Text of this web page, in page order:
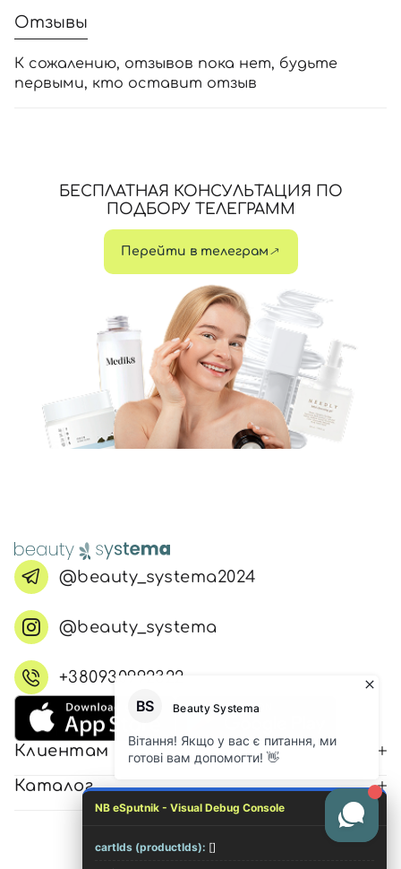
Отзывы
К сожалению, отзывов пока нет, будьте
первыми, кто оставит отзыв
БЕСПЛАТНАЯ КОНСУЛЬТАЦИЯ ПО
ПОДБОРУ ТЕЛЕГРАММ
Перейти в телеграм
@beauty_systema2024
@beauty_systema
+380930992322
Клиентам
Каталог
© 2026 Все права защищены
NB eSputnik - Visual Debug Console
cartIds (productIds): []